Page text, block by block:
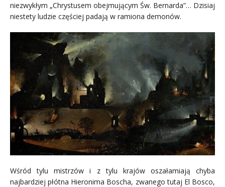
niezwykłym „Chrystusem obejmującym Św. Bernarda”… Dzisiaj
niestety ludzie częściej padają w ramiona demonów.
Wśród tylu mistrzów i z tylu krajów oszałamiają chyba
najbardziej płótna Hieronima Boscha, zwanego tutaj El Bosco,